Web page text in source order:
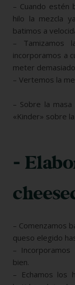
– Cuando estén
hilo la mezcla
batimos a
–
incorporamos a
meter
– Vertemos la
– Sobre la
«Kinder» sobre
-
– Comenzamos
queso elegido
–
bien.
– Echamos los